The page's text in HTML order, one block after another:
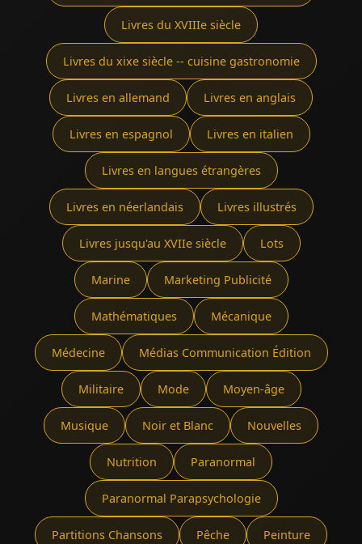
Livres du XVIIIe siècle
Livres du xixe siècle -- cuisine gastronomie
Livres en allemand Livres en anglais
Livres en espagnol Livres en italien
Livres en langues étrangères
Livres en néerlandais Livres illustrés
Livres jusqu'au XVIIe siècle Lots
Marine Marketing Publicité
Mathématiques Mécanique
Médecine Médias Communication Édition
Militaire Mode Moyen-âge
Musique Noir et Blanc Nouvelles
Nutrition Paranormal
Paranormal Parapsychologie
Partitions Chansons Pêche Peinture